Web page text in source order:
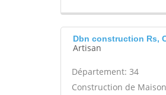
Dbn construction Rs,
Artisan
Département: 34
Construction de